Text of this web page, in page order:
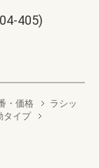
405)
・価格
ラシッ
タイプ